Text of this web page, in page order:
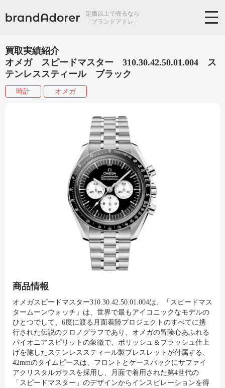
定価以上で売るなら
「ブランドアドレ」
買取実績紹介
オメガ スピードマスター 310.30.42.50.01.004 ス
テンレススティール ブラッ ク
時計 オメガ
商品情報
オメガスピードマスター310.30.42.50.01.004は、「スピードマス
タームーンウォッチ」は、世界で最もアイコニックなモデルの
ひとつでして、6度に渡る月面着陸プロジェクトのすべてに携
行された伝説のクロノグラフであり、オメガの冒険心あふれる
パイオニアスピリットの象徴で、ポリッシュ＆ブラッシュ仕上
げを施したステンレススティール製ブレスレットが付属する、
42mmのタイムピースは、フロントとケースバックにサファイ
アクリスタルガラスを採用し、月面で着用された第4世代の
「スピードマスター」のデザインからインスピレーションを得